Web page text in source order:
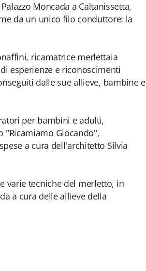
Moncada a Caltanissetta,
da un unico filo conduttore: la
ricamatrice merlettaia
esperienze e riconoscimenti
dalle sue allieve, bambine e
per bambini e adulti,
Giocando",
a cura dell'architetto Silvia
varie tecniche del merletto, in
a cura delle allieve della